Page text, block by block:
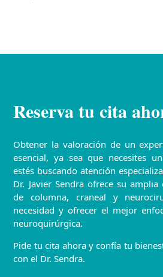
Reserva tu cita
Obtener la valoración de un
esencial, ya sea que necesites
estés buscando atención
Dr. Javier Sendra ofrece su
de columna, craneal y
necesidad y ofrecer el mejor
neuroquirúrgica.
Pide tu cita ahora y confía tu
con el Dr. Sendra.